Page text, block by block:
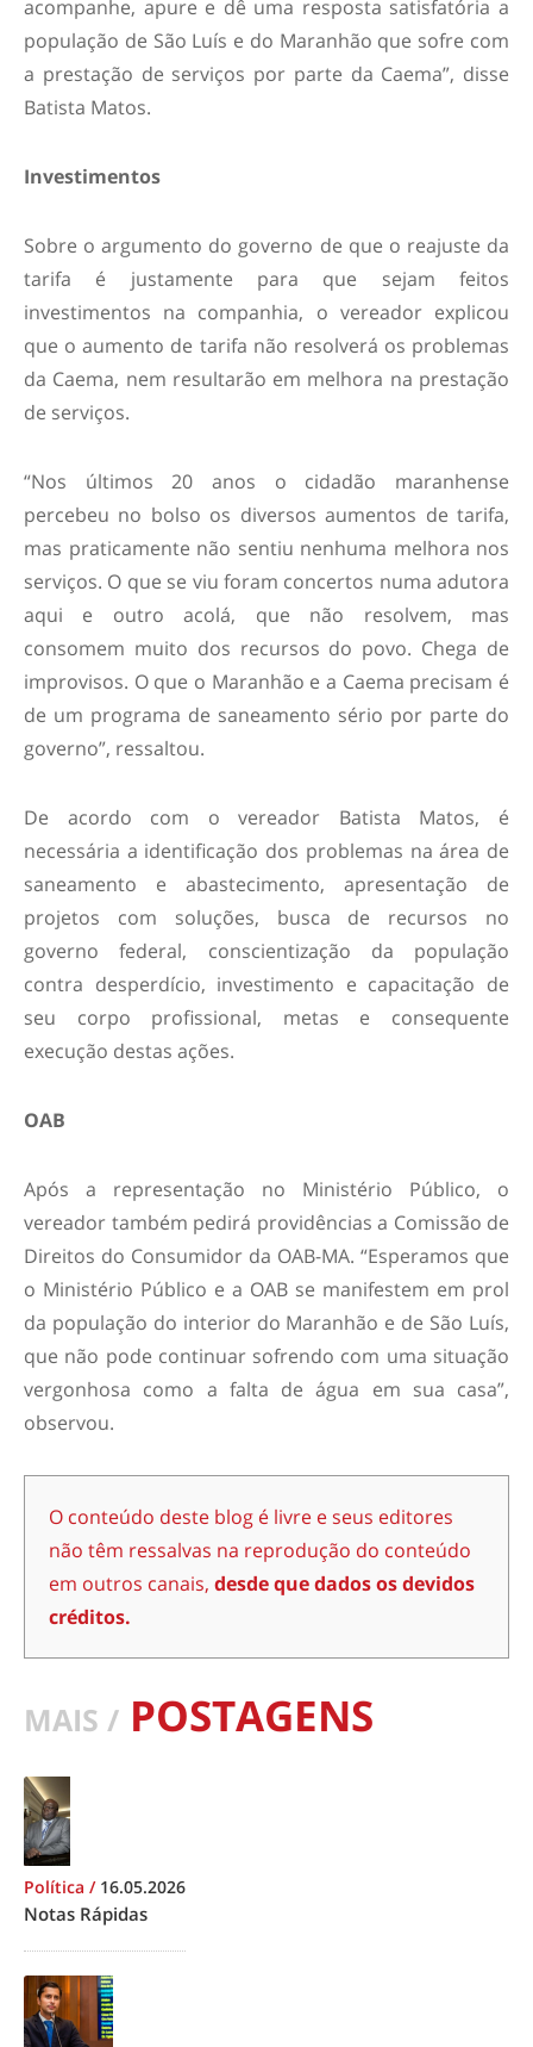
acompanhe, apure e dê uma resposta satisfatória a
população de São Luís e do Maranhão que sofre com
a prestação de serviços por parte da Caema”, disse
Batista Matos.
Investimentos
Sobre o argumento do governo de que o reajuste da
tarifa é justamente para que sejam feitos
investimentos na companhia, o vereador explicou
que o aumento de tarifa não resolverá os problemas
da Caema, nem resultarão em melhora na prestação
de serviços.
“Nos últimos 20 anos o cidadão maranhense
percebeu no bolso os diversos aumentos de tarifa,
mas praticamente não sentiu nenhuma melhora nos
serviços. O que se viu foram concertos numa adutora
aqui e outro acolá, que não resolvem, mas
consomem muito dos recursos do povo. Chega de
improvisos. O que o Maranhão e a Caema precisam é
de um programa de saneamento sério por parte do
governo”, ressaltou.
De acordo com o vereador Batista Matos, é
necessária a identificação dos problemas na área de
saneamento e abastecimento, apresentação de
projetos com soluções, busca de recursos no
governo federal, conscientização da população
contra desperdício, investimento e capacitação de
seu corpo profissional, metas e consequente
execução destas ações.
OAB
Após a representação no Ministério Público, o
vereador também pedirá providências a Comissão de
Direitos do Consumidor da OAB-MA. “Esperamos que
o Ministério Público e a OAB se manifestem em prol
da população do interior do Maranhão e de São Luís,
que não pode continuar sofrendo com uma situação
vergonhosa como a falta de água em sua casa”,
observou.
O conteúdo deste blog é livre e seus editores
não têm ressalvas na reprodução do conteúdo
em outros canais, desde que dados os devidos
créditos.
MAIS / POSTAGENS
Política / 16.05.2026
Notas Rápidas